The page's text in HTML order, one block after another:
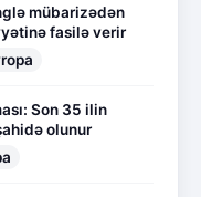
mübarizədən
fasilə verir
Son 35 ilin
olunur